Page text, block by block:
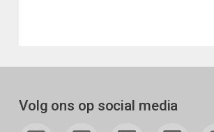
Volg ons op social media